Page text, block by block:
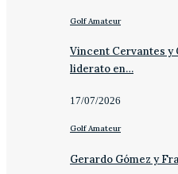
Golf Amateur
Vincent Cervantes y
liderato en…
17/07/2026
Golf Amateur
Gerardo Gómez y